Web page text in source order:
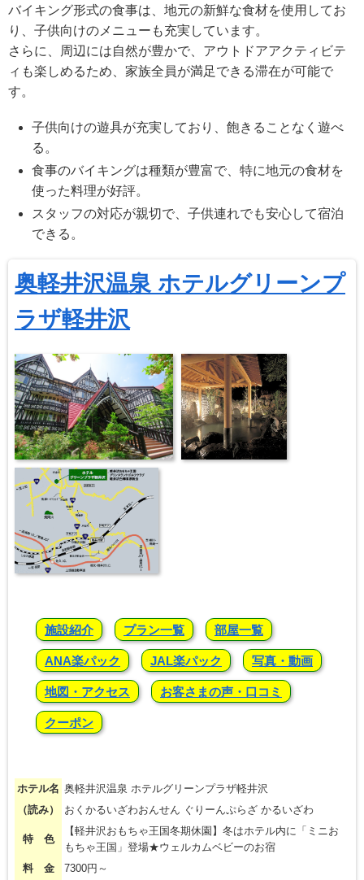
バイキング形式の食事は、地元の新鮮な食材を使用してお
り、子供向けのメニューも充実しています。
さらに、周辺には自然が豊かで、アウトドアアクティビテ
ィも楽しめるため、家族全員が満足できる滞在が可能で
す。
子供向けの遊具が充実しており、飽きることなく遊べ
る。
食事のバイキングは種類が豊富で、特に地元の食材を
使った料理が好評。
スタッフの対応が親切で、子供連れでも安心して宿泊
できる。
奥軽井沢温泉 ホテルグリーンプ
ラザ軽井沢
施設紹介 プラン一覧 部屋一覧
ANA楽パック JAL楽パック 写真・動画
地図・アクセス お客さまの声・口コミ
クーポン
ホテル名 奥軽井沢温泉 ホテルグリーンプラザ軽井沢
（読み）
おくかるいざわおんせん ぐりーんぷらざ かるいざわ
特 色
【軽井沢おもちゃ王国冬期休園】冬はホテル内に「ミニお
もちゃ王国」登場★ウェルカムベビーのお宿
料 金
7300円～